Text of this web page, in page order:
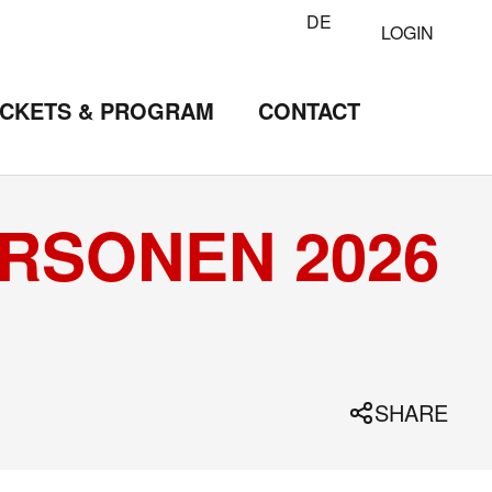
DE LOGIN
& PROGRAM CONTACT
2026
SHARE